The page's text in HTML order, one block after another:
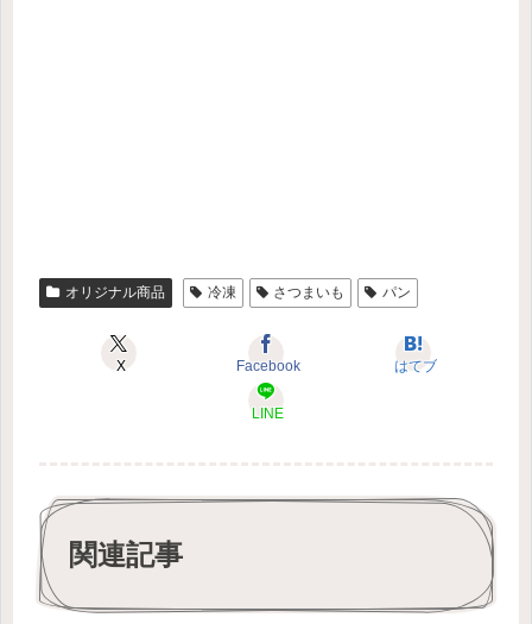
オリジナル商品 冷凍 さつまいも パン
X Facebook はてブ
LINE
関連記事